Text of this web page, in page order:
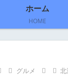
ホーム
HOME
グルメ 北